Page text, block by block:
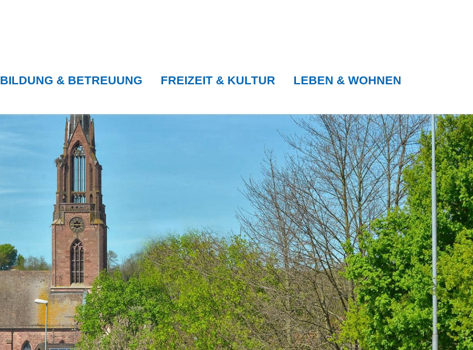
BILDUNG & BETREUUNG FREIZEIT & KULTUR LEBEN & WOHNEN